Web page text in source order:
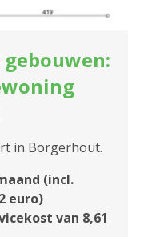
in Borgerhout.
(incl.
euro)
van 8,61